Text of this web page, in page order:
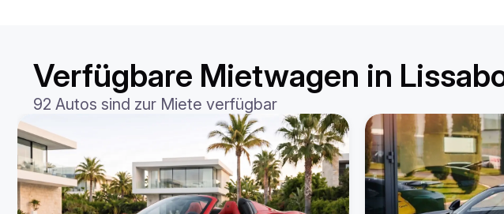
Verfügbare Mietwagen in
92 Autos sind zur Miete verfügbar